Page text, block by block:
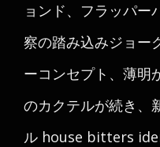
ョンド、フラッパー
察の踏み込みジョー
ーコンセプト、薄明
のカクテルが続き、
ル house bitters